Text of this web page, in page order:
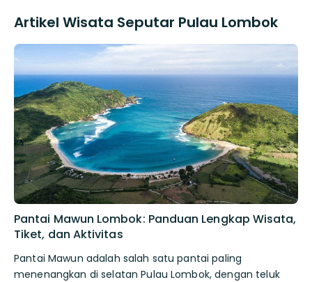
Artikel Wisata Seputar Pulau Lombok
Pantai Mawun Lombok: Panduan Lengkap Wisata,
Tiket, dan Aktivitas
Pantai Mawun adalah salah satu pantai paling
menenangkan di selatan Pulau Lombok, dengan teluk